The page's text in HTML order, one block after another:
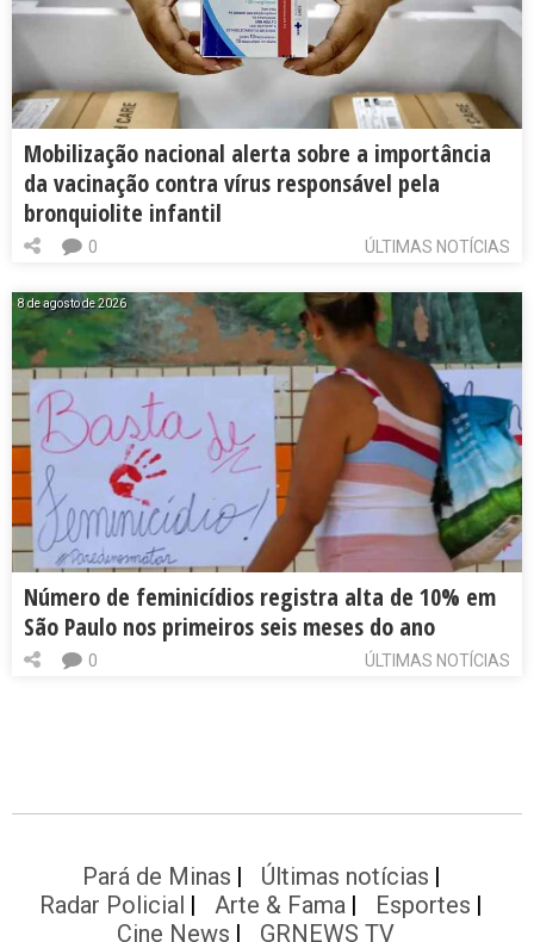
Mobilização nacional alerta sobre a importância
da vacinação contra vírus responsável pela
bronquiolite infantil
ÚLTIMAS NOTÍCIAS
0
8 de agosto de 2026
Número de feminicídios registra alta de 10% em
São Paulo nos primeiros seis meses do ano
ÚLTIMAS NOTÍCIAS
0
Pará de Minas
Últimas notícias
Radar Policial
Arte & Fama
Esportes
Cine News
GRNEWS TV